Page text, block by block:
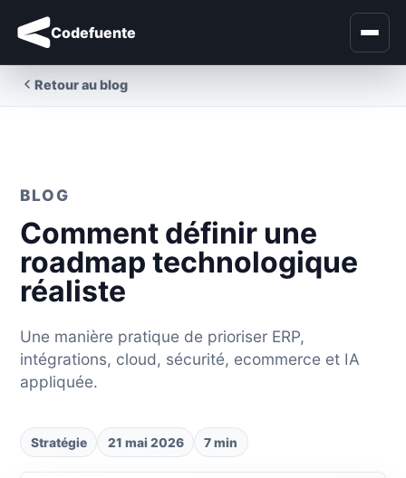
Codefuente
Retour au blog
BLOG
Comment définir une
roadmap technologique
réaliste
Une manière pratique de prioriser ERP,
intégrations, cloud, sécurité, ecommerce et IA
appliquée.
Stratégie 21 mai 2026 7 min